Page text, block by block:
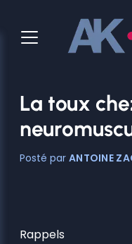
contenu
La toux
ANTOINE
Rappels